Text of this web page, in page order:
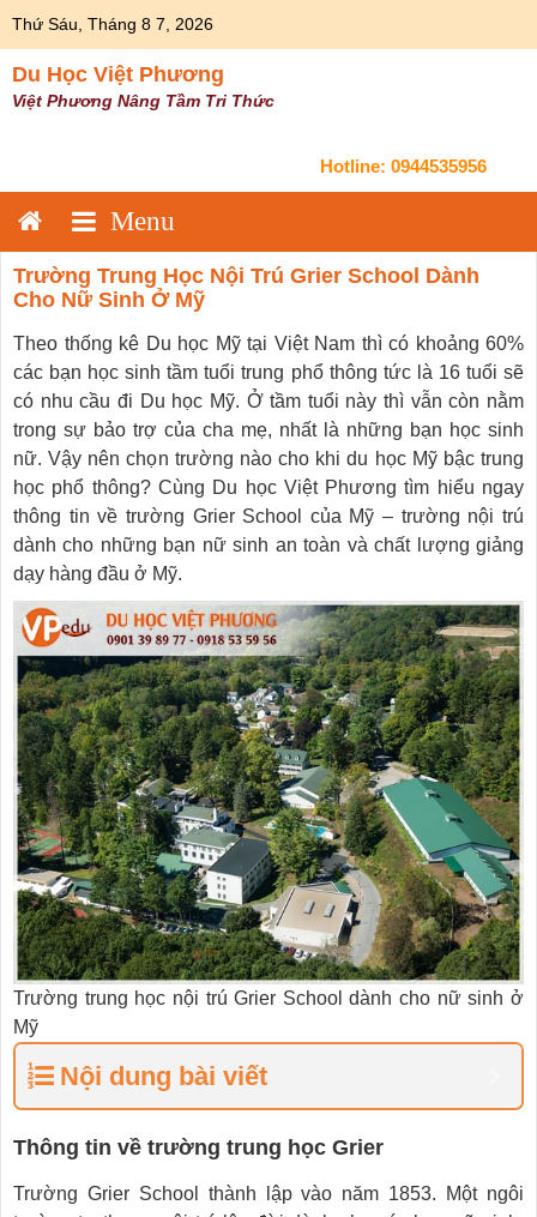
Thứ Sáu, Tháng 8 7, 2026
Du Học Việt Phương
Việt Phương Nâng Tầm Tri Thức
Hotline: 0944535956
Trường Trung Học Nội Trú Grier School Dành
Cho Nữ Sinh Ở Mỹ
Theo thống kê Du học Mỹ tại Việt Nam thì có khoảng 60%
các bạn học sinh tầm tuổi trung phổ thông tức là 16 tuổi sẽ
có nhu cầu đi Du học Mỹ. Ở tầm tuổi này thì vẫn còn nằm
trong sự bảo trợ của cha mẹ, nhất là những bạn học sinh
nữ. Vậy nên chọn trường nào cho khi du học Mỹ bậc trung
học phổ thông? Cùng Du học Việt Phương tìm hiểu ngay
thông tin về trường Grier School của Mỹ – trường nội trú
dành cho những bạn nữ sinh an toàn và chất lượng giảng
dạy hàng đầu ở Mỹ.
Trường trung học nội trú Grier School dành cho nữ sinh ở
Mỹ
Nội dung bài viết
Thông tin về trường trung học Grier
Trường Grier School thành lập vào năm 1853. Một ngôi